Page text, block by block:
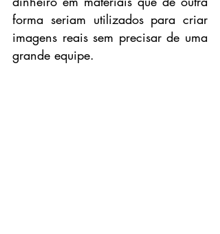
forma seriam utilizados para criar
imagens reais sem precisar de uma
grande equipe.